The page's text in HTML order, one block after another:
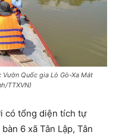
Quốc gia Lò Gò-Xa Mát
TTXVN)
có tổng diện tích tự
6 xã Tân Lập, Tân